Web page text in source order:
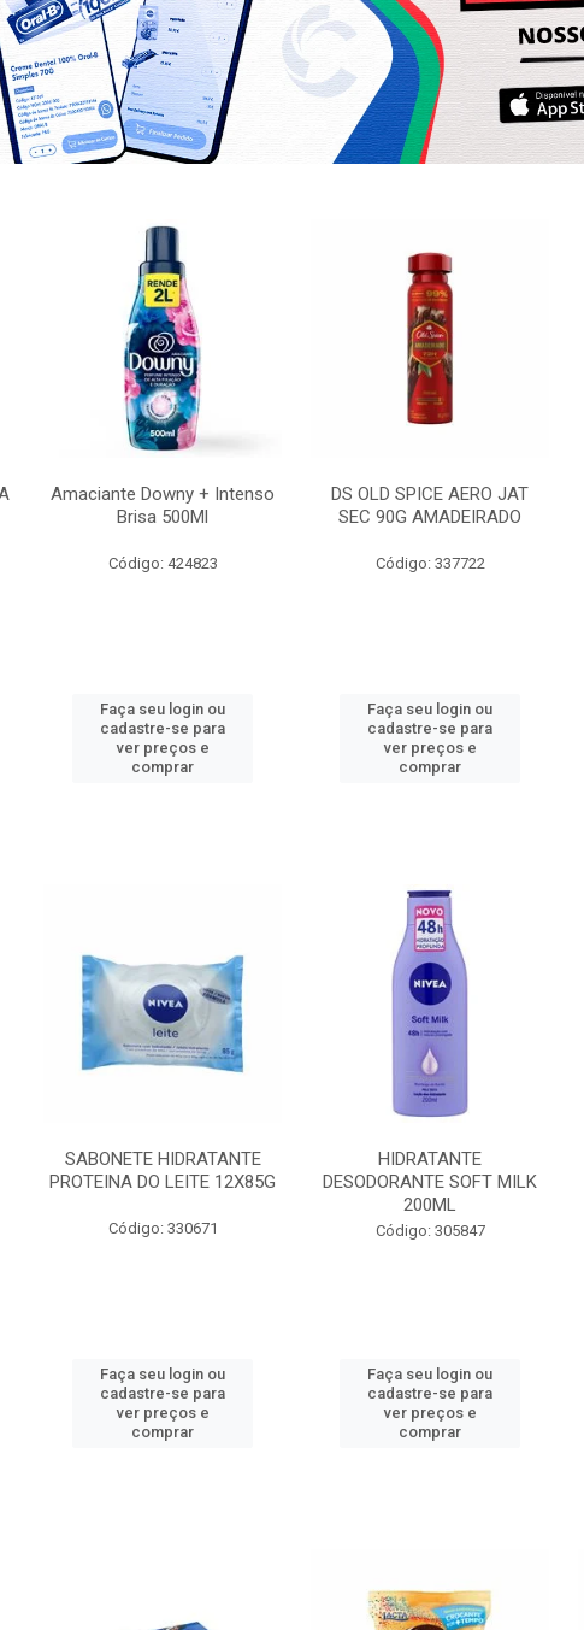
Amaciante Downy + Intenso
Brisa 500Ml
Código: 424823
Faça seu login ou
cadastre-se para
ver preços e
comprar
DS OLD SPICE AERO JAT
SEC 90G AMADEIRADO
Código: 337722
Faça seu login ou
cadastre-se para
ver preços e
comprar
SABONETE HIDRATANTE
PROTEINA DO LEITE 12X85G
Código: 330671
Faça seu login ou
cadastre-se para
ver preços e
comprar
HIDRATANTE
DESODORANTE SOFT MILK
200ML
Código: 305847
Faça seu login ou
cadastre-se para
ver preços e
comprar